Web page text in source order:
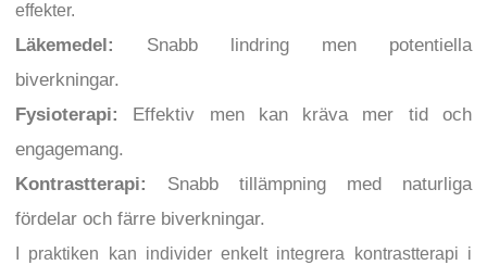
effekter.
Läkemedel:
Snabb lindring men potentiella
biverkningar.
Fysioterapi:
Effektiv men kan kräva mer tid och
engagemang.
Kontrastterapi:
Snabb tillämpning med naturliga
fördelar och färre biverkningar.
I praktiken kan individer enkelt integrera kontrastterapi i